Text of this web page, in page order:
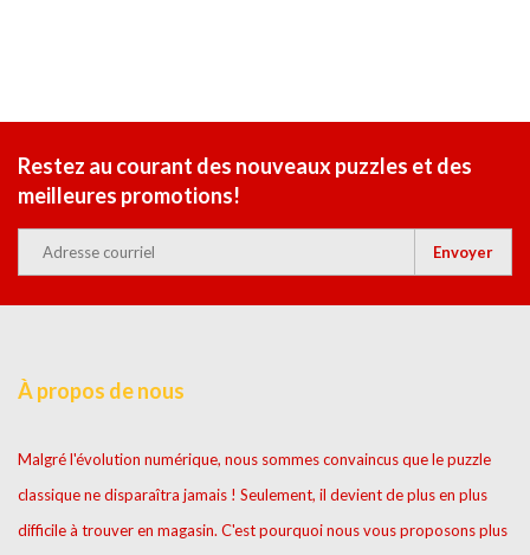
Restez au courant des nouveaux puzzles et des
meilleures promotions!
Envoyer
À propos de nous
Malgré l'évolution numérique, nous sommes convaincus que le puzzle
classique ne disparaîtra jamais ! Seulement, il devient de plus en plus
difficile à trouver en magasin. C'est pourquoi nous vous proposons plus